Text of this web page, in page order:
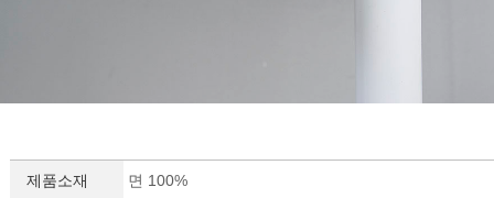
제품소재 면 100%